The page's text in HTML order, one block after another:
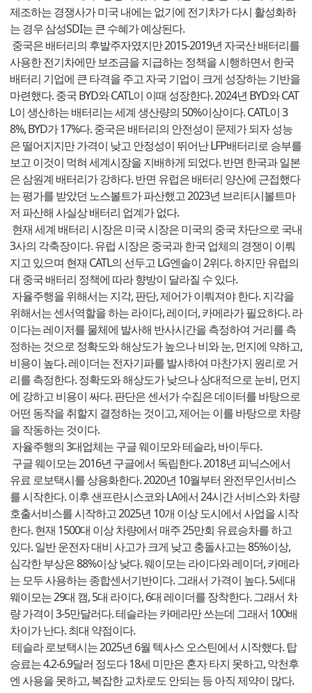
제조하는 경쟁사가 미국 내에는 없기에 전기차가 다시 활성화하
는 경우 삼성SDI는 큰 수혜가 예상된다.
중국은 배터리의 후발주자였지만 2015-2019년 자국산 배터리를
사용한 전기차에만 보조금을 지급하는 정책을 시행하면서 한국
배터리 기업에 큰 타격을 주고 자국 기업이 크게 성장하는 기반을
마련했다. 중국 BYD와 CATL이 이때 성장한다. 2024년 BYD와 CAT
L이 생산하는 배터리는 세계 생산량의 50%이상이다. CATL이 3
8%, BYD가 17%다. 중국은 배터리의 안전성이 문제가 되자 성능
은 떨어지지만 가격이 낮고 안정성이 뛰어난 LFP배터리로 승부를
보고 이것이 먹혀 세계시장을 지배하게 되었다. 반면 한국과 일본
은 삼원계 배터리가 강하다. 반면 유럽은 배터리 양산에 근접했다
는 평가를 받았던 노스볼트가 파산했고 2023년 브리티시볼트마
저 파산해 사실상 배터리 업계가 없다.
현재 세계 배터리 시장은 미국 시장은 미국의 중국 차단으로 국내
3사의 각축장이다. 유럽 시장은 중국과 한국 업체의 경쟁이 이뤄
지고 있으며 현재 CATL의 선두고 LG엔솔이 2위다. 하지만 유럽의
대 중국 배터리 정책에 따라 향방이 달라질 수 있다.
자율주행을 위해서는 지각, 판단, 제어가 이뤄져야 한다. 지각을
위해서는 센서역할을 하는 라이다, 레이더, 카메라가 필요하다. 라
이다는 레이저를 물체에 발사해 반사시간을 측정하여 거리를 측
정하는 것으로 정확도와 해상도가 높으나 비와 눈, 먼지에 약하고,
비용이 높다. 레이더는 전자기파를 발사하여 마찬가지 원리로 거
리를 측정한다. 정확도와 해상도가 낮으나 상대적으로 눈비, 먼지
에 강하고 비용이 싸다. 판단은 센서가 수집은 데이터를 바탕으로
어떤 동작을 취할지 결정하는 것이고, 제어는 이를 바탕으로 차량
을 작동하는 것이다.
자율주행의 3대업체는 구글 웨이모와 테슬라, 바이두다.
구글 웨이모는 2016년 구글에서 독립한다. 2018년 피닉스에서
유료 로보택시를 상용화한다. 2020년 10월부터 완전무인서비스
를 시작한다. 이후 샌프란시스코와 LA에서 24시간 서비스와 차량
호출서비스를 시작하고 2025년 10개 이상 도시에서 사업을 시작
한다. 현재 1500대 이상 차량에서 매주 25만회 유료승차를 하고
있다. 일반 운전자 대비 사고가 크게 낮고 충돌사고는 85%이상,
심각한 부상은 88%이상 낮다. 웨이모는 라이다와 레이더, 카메라
는 모두 사용하는 종합센서기반이다. 그래서 가격이 높다. 5세대
웨이모는 29대 캠, 5대 라이다, 6대 레이더를 장착한다. 그래서 차
량 가격이 3-5만달러다. 테슬라는 카메라만 쓰는데 그래서 100배
차이가 난다. 최대 약점이다.
테슬라 로보택시는 2025년 6월 텍사스 오스틴에서 시작했다. 탑
승료는 4.2-6.9달러 정도다 18세 미만은 혼자 타지 못하고, 악천후
엔 사용을 못하고, 복잡한 교차로도 안되는 등 아직 제약이 많다.